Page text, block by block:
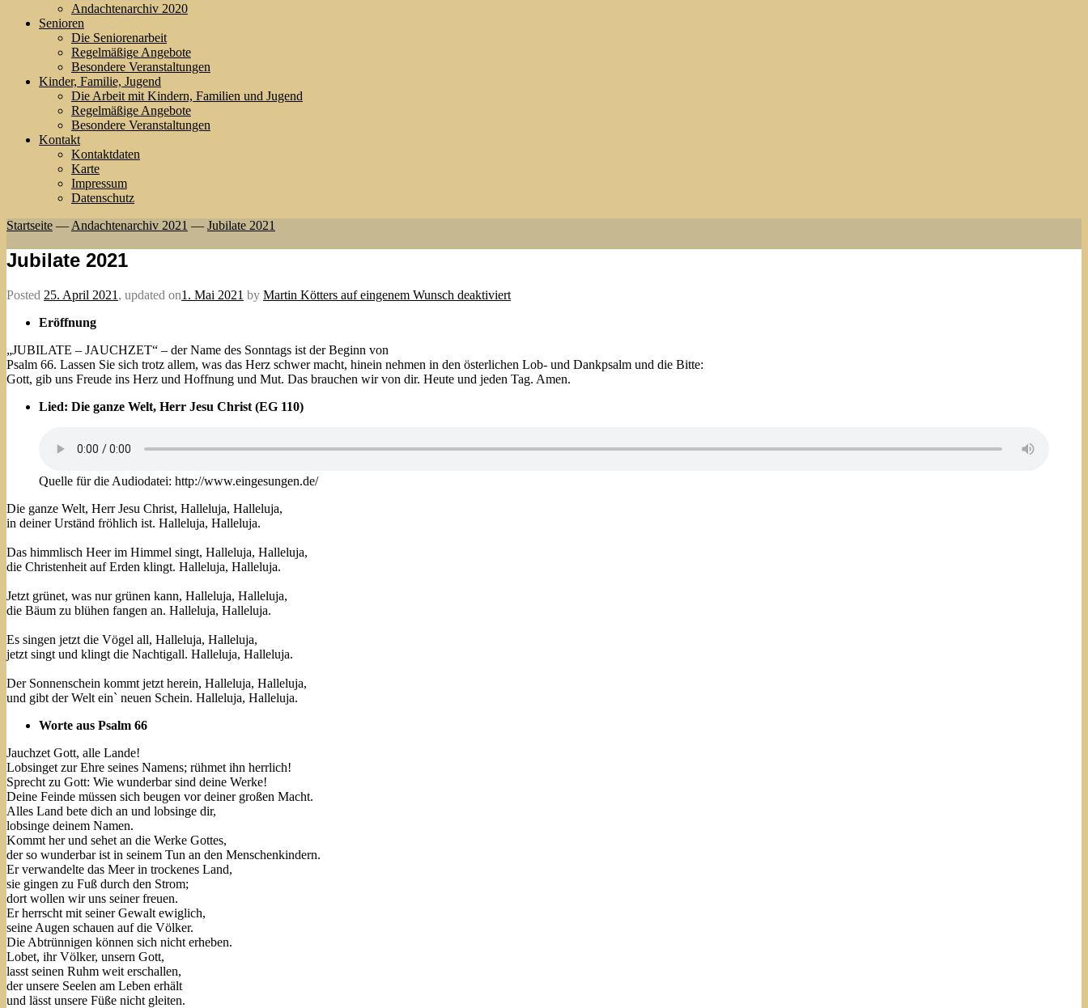
Andachtenarchiv 2020
Senioren
Die Seniorenarbeit
Regelmäßige Angebote
Besondere Veranstaltungen
Kinder, Familie, Jugend
Die Arbeit mit Kindern, Familien und Jugend
Regelmäßige Angebote
Besondere Veranstaltungen
Kontakt
Kontaktdaten
Karte
Impressum
Datenschutz
Startseite — Andachtenarchiv 2021 — Jubilate 2021
Jubilate 2021
Posted 25. April 2021 , updated on1. Mai 2021 by Martin Kötters auf eingenem Wunsch deaktiviert
Eröffnung
„JUBILATE – JAUCHZET“ – der Name des Sonntags ist der Beginn von
Psalm 66. Lassen Sie sich trotz allem, was das Herz schwer macht, hinein nehmen in den österlichen Lob- und Dankpsalm und die Bitte:
Gott, gib uns Freude ins Herz und Hoffnung und Mut. Das brauchen wir von dir. Heute und jeden Tag. Amen.
Lied: Die ganze Welt, Herr Jesu Christ (EG 110)
Quelle für die Audiodatei: http://www.eingesungen.de/
Die ganze Welt, Herr Jesu Christ, Halleluja, Halleluja,
in deiner Urständ fröhlich ist. Halleluja, Halleluja.
Das himmlisch Heer im Himmel singt, Halleluja, Halleluja,
die Christenheit auf Erden klingt. Halleluja, Halleluja.
Jetzt grünet, was nur grünen kann, Halleluja, Halleluja,
die Bäum zu blühen fangen an. Halleluja, Halleluja.
Es singen jetzt die Vögel all, Halleluja, Halleluja,
jetzt singt und klingt die Nachtigall. Halleluja, Halleluja.
Der Sonnenschein kommt jetzt herein, Halleluja, Halleluja,
und gibt der Welt ein` neuen Schein. Halleluja, Halleluja.
Worte aus Psalm 66
Jauchzet Gott, alle Lande!
Lobsinget zur Ehre seines Namens; rühmet ihn herrlich!
Sprecht zu Gott: Wie wunderbar sind deine Werke!
Deine Feinde müssen sich beugen vor deiner großen Macht.
Alles Land bete dich an und lobsinge dir,
lobsinge deinem Namen.
Kommt her und sehet an die Werke Gottes,
der so wunderbar ist in seinem Tun an den Menschenkindern.
Er verwandelte das Meer in trockenes Land,
sie gingen zu Fuß durch den Strom;
dort wollen wir uns seiner freuen.
Er herrscht mit seiner Gewalt ewiglich,
seine Augen schauen auf die Völker.
Die Abtrünnigen können sich nicht erheben.
Lobet, ihr Völker, unsern Gott,
lasst seinen Ruhm weit erschallen,
der unsere Seelen am Leben erhält
und lässt unsere Füße nicht gleiten.